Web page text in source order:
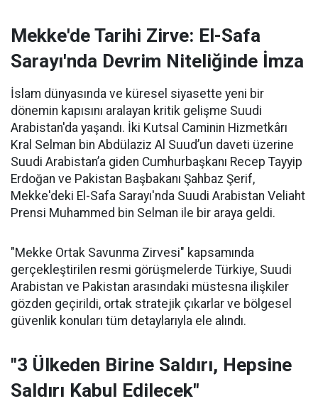
Mekke'de Tarihi Zirve: El-Safa
Sarayı'nda Devrim Niteliğinde İmza
İslam dünyasında ve küresel siyasette yeni bir
dönemin kapısını aralayan kritik gelişme Suudi
Arabistan'da yaşandı. İki Kutsal Caminin Hizmetkârı
Kral Selman bin Abdülaziz Al Suud’un daveti üzerine
Suudi Arabistan’a giden Cumhurbaşkanı Recep Tayyip
Erdoğan ve Pakistan Başbakanı Şahbaz Şerif,
Mekke'deki El-Safa Sarayı'nda Suudi Arabistan Veliaht
Prensi Muhammed bin Selman ile bir araya geldi.
"Mekke Ortak Savunma Zirvesi" kapsamında
gerçekleştirilen resmi görüşmelerde Türkiye, Suudi
Arabistan ve Pakistan arasındaki müstesna ilişkiler
gözden geçirildi, ortak stratejik çıkarlar ve bölgesel
güvenlik konuları tüm detaylarıyla ele alındı.
"3 Ülkeden Birine Saldırı, Hepsine
Saldırı Kabul Edilecek"